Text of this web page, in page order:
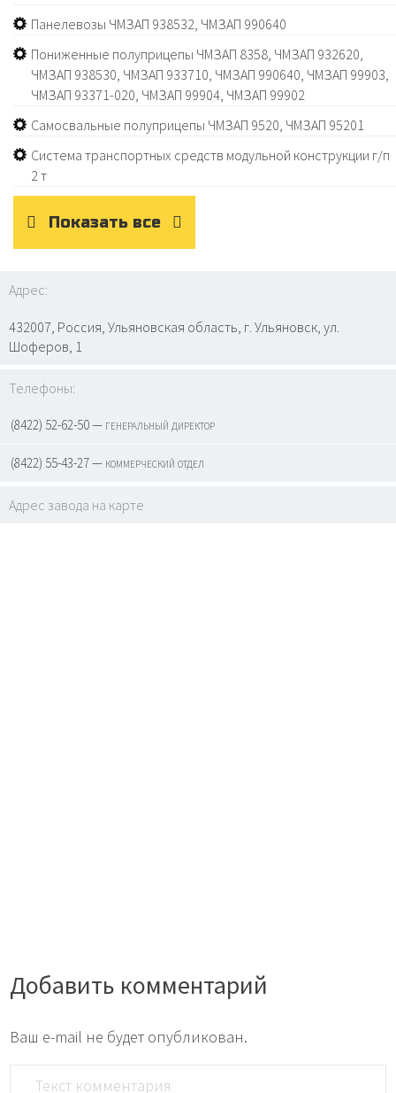
Панелевозы ЧМЗАП 938532, ЧМЗАП 990640
Пониженные полуприцепы ЧМЗАП 8358, ЧМЗАП 932620,
ЧМЗАП 938530, ЧМЗАП 933710, ЧМЗАП 990640, ЧМЗАП 99903,
ЧМЗАП 93371-020, ЧМЗАП 99904, ЧМЗАП 99902
Самосвальные полуприцепы ЧМЗАП 9520, ЧМЗАП 95201
Система транспортных средств модульной конструкции г/п
2 т
Показать все
Адрес:
432007, Россия, Ульяновская область, г. Ульяновск, ул.
Шоферов, 1
Телефоны:
(8422) 52-62-50 — генеральный директор
(8422) 55-43-27 — коммерческий отдел
Адрес завода на карте
Добавить комментарий
Ваш e-mail не будет опубликован.